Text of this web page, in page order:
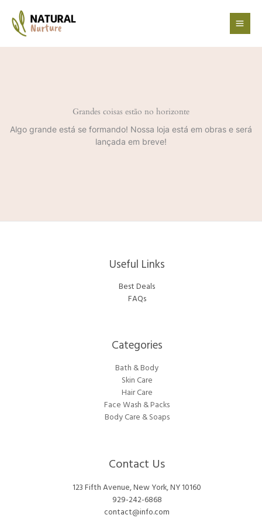
para
Grandes coisas estão no horizonte
Algo grande está se formando! Nossa loja está em obras e será
lançada em breve!
Useful Links
Best Deals
FAQs
Categories​
Bath & Body
Skin Care
Hair Care
Face Wash & Packs
Body Care & Soaps
Contact Us
123 Fifth Avenue, New York, NY 10160
929-242-6868
contact@info.com